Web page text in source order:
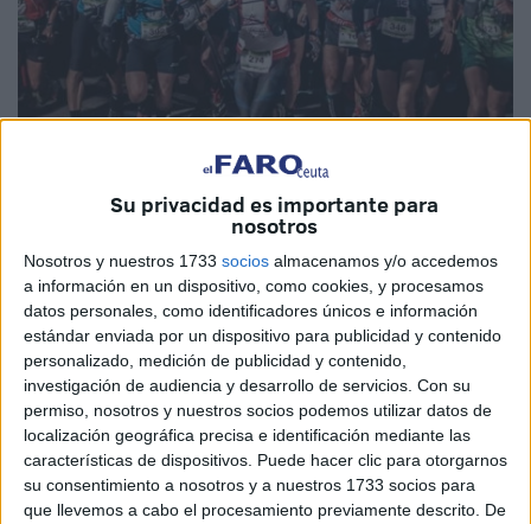
Su privacidad es importante para
nosotros
Nosotros y nuestros 1733 socios almacenamos y/o accedemos
a información en un dispositivo, como cookies, y procesamos
datos personales, como identificadores únicos e información
estándar enviada por un dispositivo para publicidad y contenido
personalizado, medición de publicidad y contenido,
investigación de audiencia y desarrollo de servicios. Con su
permiso, nosotros y nuestros socios podemos utilizar datos de
localización geográfica precisa e identificación mediante las
características de dispositivos. Puede hacer clic para otorgarnos
su consentimiento a nosotros y a nuestros 1733 socios para
que llevemos a cabo el procesamiento previamente descrito. De
Una ‘aventura’ más así se podría llamar a lo que ocho
ceutíes van a realizar la próxima semana en una de las
pruebas más duras deUltratrailde España. Se trata de la
‘Gran Vuelta al Valle del Genal’, que reúne cada año a
cientos departicipantesy esta ocasión volverá a contar
con la presencia caballa.